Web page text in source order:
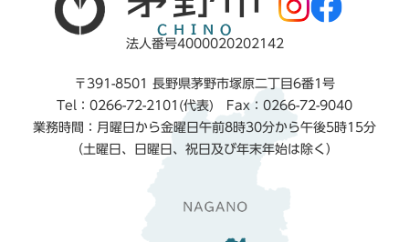
法人番号4000020202142
〒391-8501 長野県茅野市塚原二丁目6番1号
Tel：0266-72-2101(代表) Fax：0266-72-9040
業務時間：月曜日から金曜日午前8時30分から午後5時15分
（土曜日、日曜日、祝日及び年末年始は除く）